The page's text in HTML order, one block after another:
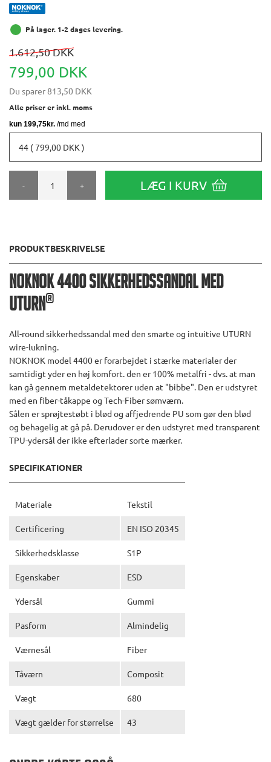
På lager. 1-2 dages levering.
1.612,50 DKK
799,00 DKK
Du sparer813,50 DKK
Alle priser er inkl. moms
44 ( 799,00 DKK )
- + LÆG I KURV
PRODUKTBESKRIVELSE
NOKNOK 4400 Sikkerhedssandal med
Uturn®
All-round sikkerhedssandal med den smarte og intuitive UTURN
wire-lukning.
NOKNOK model 4400 er forarbejdet i stærke materialer der
samtidigt yder en høj komfort. den er 100% metalfri - dvs. at man
kan gå gennem metaldetektorer uden at "bibbe". Den er udstyret
med en fiber-tåkappe og Tech-Fiber sømværn.
Sålen er sprøjtestøbt i blød og affjedrende PU som gør den blød
og behagelig at gå på. Derudover er den udstyret med transparent
TPU-ydersål der ikke efterlader sorte mærker.
SPECIFIKATIONER
Materiale Tekstil
Certificering EN ISO 20345
Sikkerhedsklasse S1P
Egenskaber ESD
Ydersål Gummi
Pasform Almindelig
Værnesål Fiber
Tåværn Composit
Vægt 680
Vægt gælder for størrelse 43